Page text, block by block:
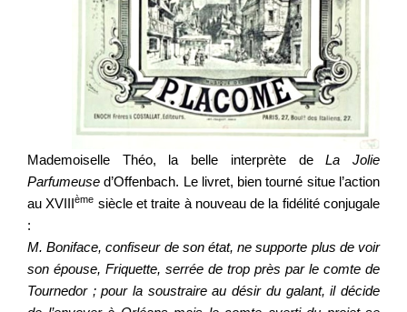
Mademoiselle Théo, la belle interprète deLa Jolie
Parfumeuse d’Offenbach. Le livret, bien tourné situe l’action
au XVIIIème siècle et traite à nouveau de la fidélité conjugale
:
M. Boniface, confiseur de son état, ne supporte plus de voir
son épouse, Friquette, serrée de trop près par le comte de
Tournedor ; pour la soustraire au désir du galant, il décide